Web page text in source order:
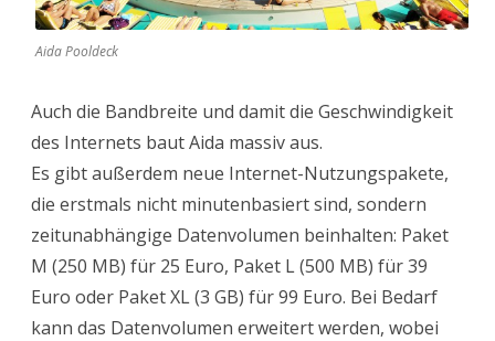
Aida Pooldeck
Auch die Bandbreite und damit die Geschwindigkeit
des Internets baut Aida massiv aus.
Es gibt außerdem neue Internet-Nutzungspakete,
die erstmals nicht minutenbasiert sind, sondern
zeitunabhängige Datenvolumen beinhalten: Paket
M (250 MB) für 25 Euro, Paket L (500 MB) für 39
Euro oder Paket XL (3 GB) für 99 Euro. Bei Bedarf
kann das Datenvolumen erweitert werden, wobei